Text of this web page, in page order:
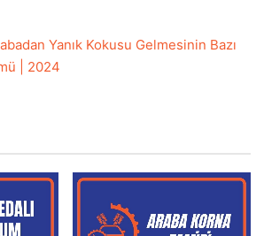
Yanık Kokusu Gelmesinin Bazı
| 2024